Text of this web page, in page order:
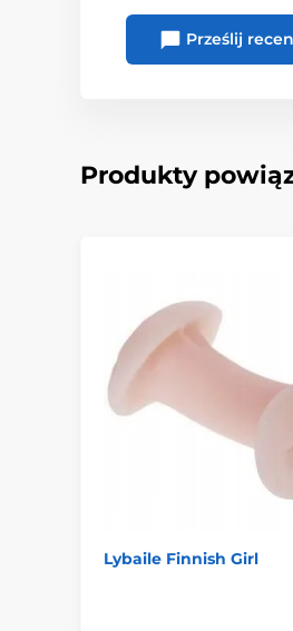
Prześlij
Produkty
Lybaile Finnish Girl